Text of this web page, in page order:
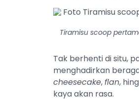
Tiramisu scoop
Tak berhenti di situ,
menghadirkan
cheesecake,flan,
kaya akan rasa.